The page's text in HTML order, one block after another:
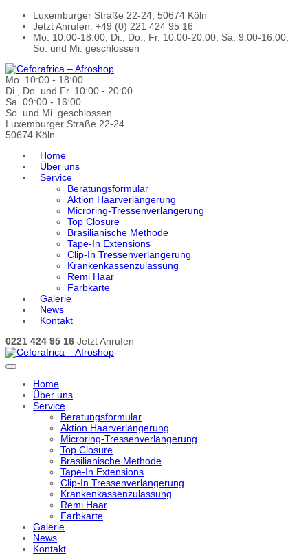
Luxemburger Straße 22-24, 50674 Köln
Jetzt Anrufen: +49 (0) 221 424 95 16
Mo. 10:00-18:00, Di., Do., Fr. 10:00-20:00, Sa. 9:00-16:00,
So. und Mi. geschlossen
Mo. 10:00 - 18:00
Di., Do. und Fr. 10:00 - 20:00
Sa. 09:00 - 16:00
So. und Mi. geschlossen
Luxemburger Straße 22-24
50674 Köln
Home
Über uns
Service
Beratungsformular
Aktion Haarverlängerung
Microring-Tressenverlängerung
Top Closure
Brasilianische Methode
Tape-In Extensions
Clip-In Tressenverlängerung
Krankenkassenzulassung
Remi Haar
Farbkarte
Galerie
News
Kontakt
0221 424 95 16 Jetzt Anrufen
Home
Über uns
Service
Beratungsformular
Aktion Haarverlängerung
Microring-Tressenverlängerung
Top Closure
Brasilianische Methode
Tape-In Extensions
Clip-In Tressenverlängerung
Krankenkassenzulassung
Remi Haar
Farbkarte
Galerie
News
Kontakt